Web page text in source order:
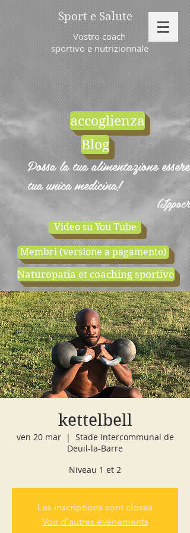
Sport e Salute
Vostro coach
sportivo e nutrizionnale
accoglienza
Blog
Possa la tua alimentazione essere
tua unica medicina!
Video su You Tube
Membri (versione a pagamento)
Naturopatia et coaching sportivo
cours d'essai negozio
kettelbell
ven 20 mar
  |
Stade Intercommunal de
Deuil-la-Barre
Niveau 1 et 2
Les inscriptions sont closes
Voir d'autres événements